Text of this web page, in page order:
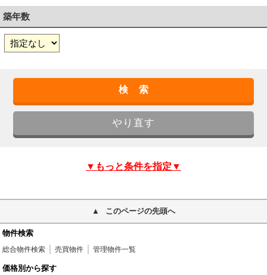
築年数
▼もっと条件を指定▼
このページの先頭へ
物件検索
総合物件検索 売買物件 管理物件一覧
価格別から探す